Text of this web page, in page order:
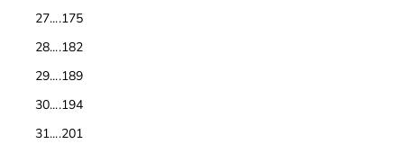
27....175
28....182
29....189
30....194
31....201